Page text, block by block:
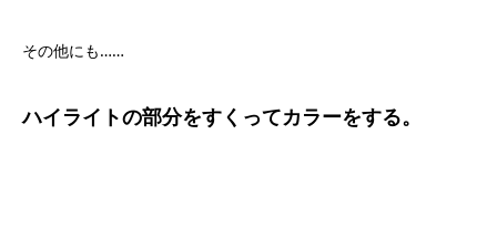
その他にも……
ハイライトの部分をすくってカラーをする。